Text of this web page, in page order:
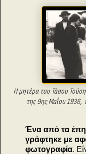
Η μητέρα του Τάσου
της9ης Μαΐου 1936,
Ένα από τα έπη
γράφτηκε με
φωτογραφία.